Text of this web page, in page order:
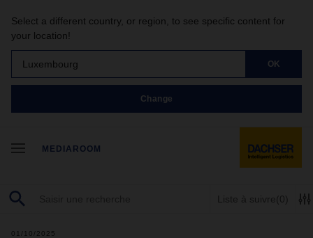
Select a different country, or region, to see specific content for
your location!
Luxembourg OK
Change
MEDIAROOM
Liste à suivre(0)
01/10/2025